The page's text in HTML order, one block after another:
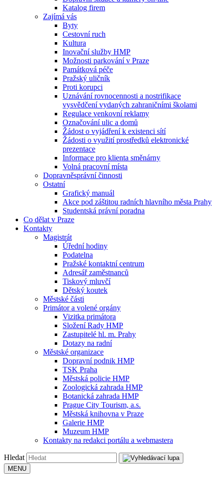
Katalog firem
Zajímá vás
Byty
Cestovní ruch
Kultura
Inovační služby HMP
Možnosti parkování v Praze
Památková péče
Pražský uličník
Proti korupci
Uznávání rovnocennosti a nostrifikace
vysvědčení vydaných zahraničními školami
Regulace venkovní reklamy
Označování ulic a domů
Žádost o vyjádření k existenci sítí
Žádosti o využití prostředků elektronické
prezentace
Informace pro klienta směnárny
Volná pracovní místa
Dopravněsprávní činnosti
Ostatní
Grafický manuál
Akce pod záštitou radních hlavního města Prahy
Studentská právní poradna
Co dělat v Praze
Kontakty
Magistrát
Úřední hodiny
Podatelna
Pražské kontaktní centrum
Adresář zaměstnanců
Tiskový mluvčí
Dětský koutek
Městské části
Primátor a volené orgány
Vizitka primátora
Složení Rady HMP
Zastupitelé hl. m. Prahy
Dotazy na radní
Městské organizace
Dopravní podnik HMP
TSK Praha
Městská policie HMP
Zoologická zahrada HMP
Botanická zahrada HMP
Prague City Tourism, a.s.
Městská knihovna v Praze
Galerie HMP
Muzeum HMP
Kontakty na redakci portálu a webmastera
Hledat
MENU